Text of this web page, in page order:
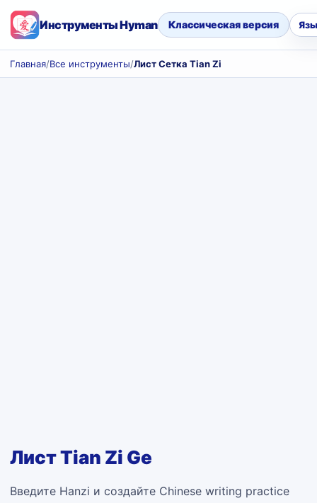
Инструменты Hyman Классическая версия
Главная/Все инструменты/Лист Сетка Tian Zi
Лист Tian Zi Ge
Введите Hanzi и создайте Chinese writing practice